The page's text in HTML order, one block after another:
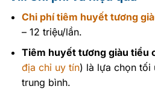
Chi phí tiêm huyết tương
– 12 triệu/lần.
Tiêm huyết tương giàu tiểu
địa chỉ uy tín) là lựa chọn tối
trung bình.